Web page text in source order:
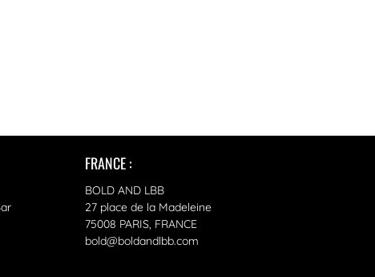
FRANCE :
BOLD AND LBB
27 place de la Madeleine
75008 PARIS, FRANCE
bold@boldandlbb.com